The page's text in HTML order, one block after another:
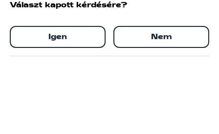
Választ kapott kérdésére?
Igen Nem